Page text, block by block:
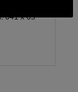
641 x 65